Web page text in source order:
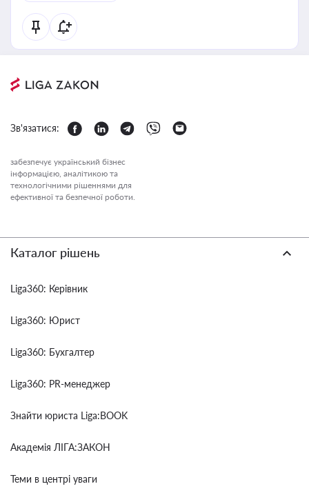
Зв'язатися:
забезпечує український бізнес
інформацією, аналітикою та
технологічними рішеннями для
ефективної та безпечної роботи.
Каталог рішень
Liga360: Керівник
Liga360: Юрист
Liga360: Бухгалтер
Liga360: PR-менеджер
Знайти юриста Liga:BOOK
Академія ЛІГА:ЗАКОН
Теми в центрі уваги